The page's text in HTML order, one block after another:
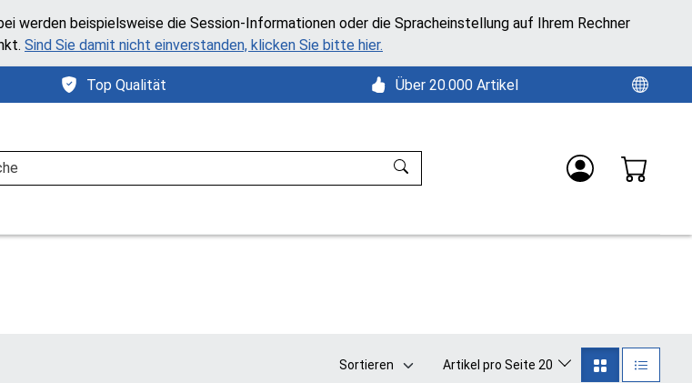
werden beispielsweise die Session-Informationen oder die Spracheinstellung auf Ihrem Rechner
Sind Sie damit nicht einverstanden, klicken Sie bitte hier.
Top Qualität Über 20.000 Artikel
Sortieren Artikel pro Seite 20